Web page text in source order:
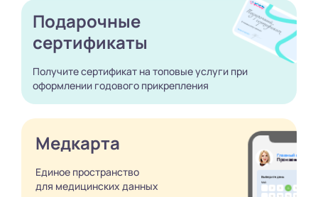
Подарочные
сертификаты
Получите сертификат на топовые услуги при
оформлении годового прикрепления
Медкарта
Единое пространство
для медицинских данных